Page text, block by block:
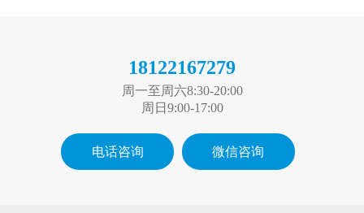
18122167279
周一至周六8:30-20:00
周日9:00-17:00
电话咨询 微信咨询